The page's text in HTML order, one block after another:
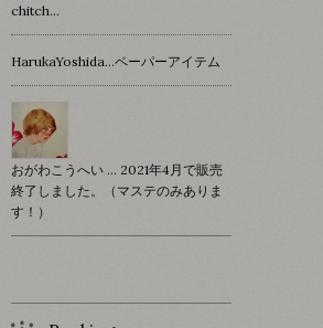
chitch…
HarukaYoshida…ペーパーアイテム
おがわこうへい … 2021年4月で販売
終了しました。（マステのみありま
す！）